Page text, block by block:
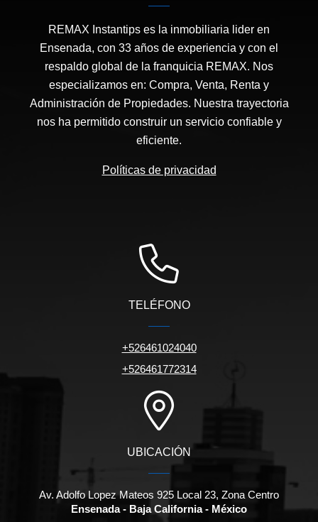
REMAX Instantips es la inmobiliaria lider en
Ensenada, con 33 años de experiencia y con el
respaldo global de la franquicia REMAX. Nos
especializamos en: Compra, Venta, Renta y
Administración de Propiedades. Nuestra trayectoria
nos ha permitido construir un servicio confiable y
eficiente.
Políticas de privacidad
TELÉFONO
+526461024040
+526461772314
UBICACIÓN
Av. Adolfo Lopez Mateos 925 Local 23, Zona Centro
Ensenada - Baja California - México